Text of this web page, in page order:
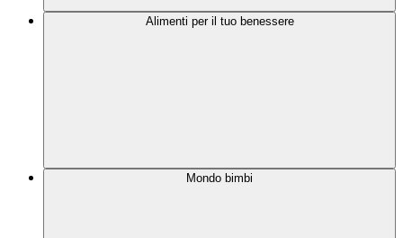
Alimenti per il tuo benessere
Mondo bimbi